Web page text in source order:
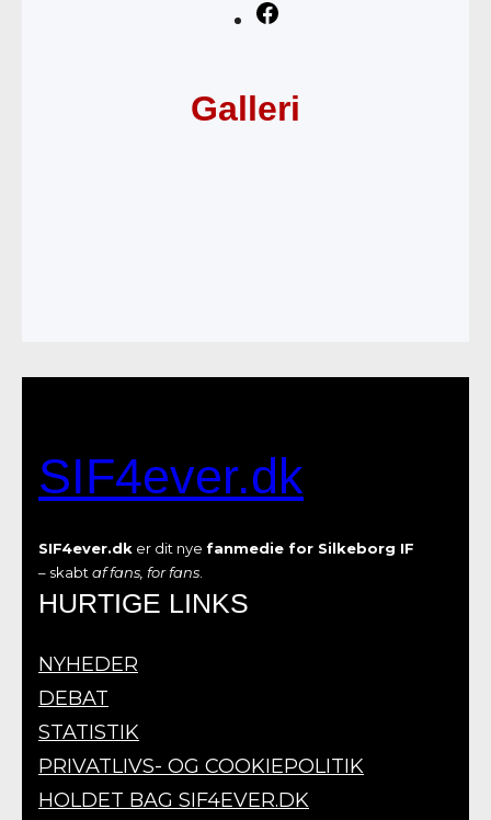
e
Galleri
SIF4ever.dk
SIF4ever.dk er dit nye fanmedie for Silkeborg IF
– skabtaf fans, for fans.
HURTIGE LINKS
NYHEDER
DEBAT
STATISTIK
PRIVATLIVS- OG COOKIEPOLITIK
HOLDET BAG SIF4EVER.DK